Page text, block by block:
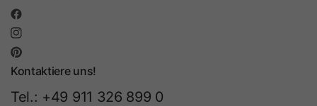
Kontaktiere uns!
Tel.: +49 911 326 899 0